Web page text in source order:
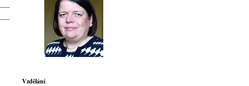
Vzdělání: